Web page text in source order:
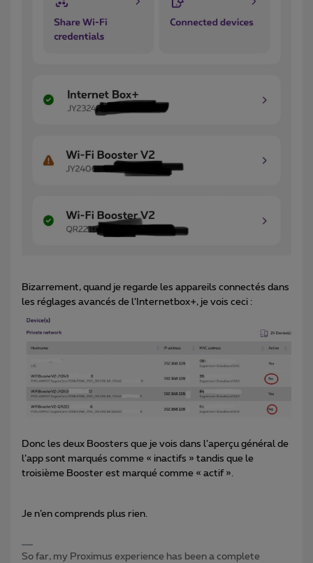
Bizarrement, quand je regarde les appareils connectés dans
les réglages avancés de l’Internetbox+, je vois ceci :
Donc les deux Boosters que je vois dans l’aperçu général de
l’app sont marqués comme « inactifs » tandis que le
troisième Booster est marqué comme « actif ».
Je n’en comprends plus rien.
So far, my Proximus experience has been a complete